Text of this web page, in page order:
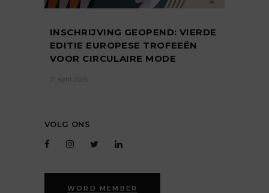
INSCHRIJVING GEOPEND: VIERDE
EDITIE EUROPESE TROFEEËN
VOOR CIRCULAIRE MODE
21 april 2026
VOLG ONS
WORD MEMBER